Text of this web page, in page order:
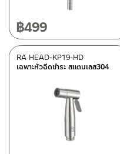
Rasland-Fittings
คอลเลคชั่น
REVERSE COLLECTION
Best Seller สินค้าขายดี
฿499
เฉพาะหัวฉีดชำระ สแตนเลส304
RA HEAD-KP19-HD